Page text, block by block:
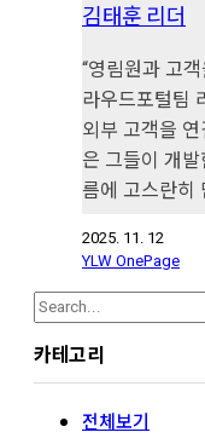
김태훈 리더
“영림원과 고
라우드포털팀
외부 고객을
은 그들이 개발
름에 고스란히
2025. 11. 12
YLW OnePage
Search
카테고리
전체보기